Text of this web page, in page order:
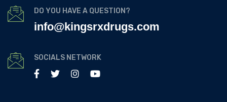
DO YOU HAVE A QUESTION?
info@kingsrxdrugs.com
SOCIALS NETWORK